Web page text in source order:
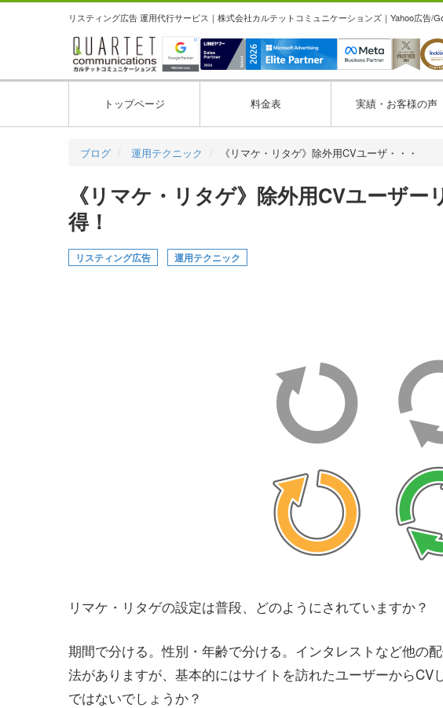
リスティング広告 運用代行サービス｜株式会社カルテットコミュニケーションズ｜Yahoo広告/
トップページ 料金表 実績・お客様の声
ブログ 運用テクニック 《リマケ・リタゲ》除外用CVユーザ・・・
《リマケ・リタゲ》除外用CVユーザ
得！
リスティング広告 運用テクニック
リマケ・リタゲの設定は普段、どのようにされていますか？
期間で分ける。性別・年齢で分ける。インタレストなど他の
法がありますが、基本的にはサイトを訪れたユーザーから
ではないでしょうか？